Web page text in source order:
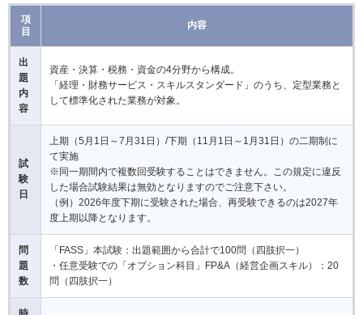
項
目
内容
出
題
内
容
資産・決算・税務・資金の4分野から構成。
「経理・財務サービス・スキルスタンダード」のうち、定型業務と
して標準化された業務が対象。
試
験
日
上期（5月1日～7月31日）/下期（11月1日～1月31日）の二期制に
て実施
※同一期間内で複数回受験することはできません。この規定に違反
した場合試験結果は無効となりますのでご注意下さい。
（例）2026年度下期に受験された場合、再受験できるのは2027年
度上期以降となります。
問
題
数
「FASS」本試験：出題範囲から合計で100問（四肢択一）
・任意受験での「オプション科目」FP&A（経営企画スキル）：20
問（四肢択一）